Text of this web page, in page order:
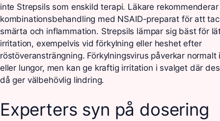
inte Strepsils som enskild terapi. Läkare
kombinationsbehandling med NSAID-preparat för att
smärta och inflammation. Strepsils lämpar sig bäst för
irritation, exempelvis vid förkylning eller heshet efter
röstöveransträngning. Förkylningsvirus påverkar normalt
eller lungor, men kan ge kraftig irritation i svalget där
då ger välbehövlig lindring.
Experters syn på dosering